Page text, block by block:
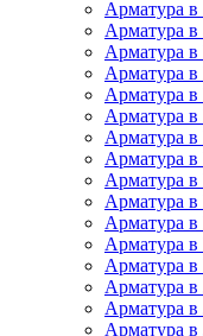
Арматура в
Арматура в
Арматура в
Арматура в
Арматура
Арматура
Арматура
Арматура в
Арматура в
Арматура в
Арматура в
Арматура в
Арматура
Арматура
Арматура
Арматура